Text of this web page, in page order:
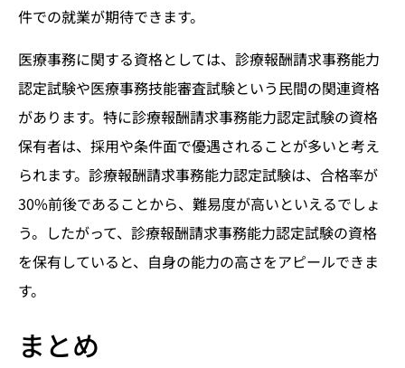
件での就業が期待できます。
医療事務に関する資格としては、診療報酬請求事務能力
認定試験や医療事務技能審査試験という民間の関連資格
があります。特に診療報酬請求事務能力認定試験の資格
保有者は、採用や条件面で優遇されることが多いと考え
られます。診療報酬請求事務能力認定試験は、合格率が
30%前後であることから、難易度が高いといえるでしょ
う。したがって、診療報酬請求事務能力認定試験の資格
を保有していると、自身の能力の高さをアピールできま
す。
まとめ